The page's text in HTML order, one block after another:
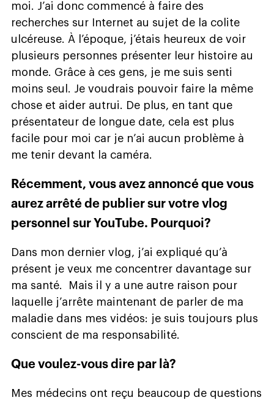
moi. J’ai donc commencé à faire des
recherches sur Internet au sujet de la colite
ulcéreuse. À l’époque, j’étais heureux de voir
plusieurs personnes présenter leur histoire au
monde. Grâce à ces gens, je me suis senti
moins seul. Je voudrais pouvoir faire la même
chose et aider autrui. De plus, en tant que
présentateur de longue date, cela est plus
facile pour moi car je n’ai aucun problème à
me tenir devant la caméra.
Récemment, vous avez annoncé que vous
aurez arrêté de publier sur votre vlog
personnel sur YouTube. Pourquoi?
Dans mon dernier vlog, j’ai expliqué qu’à
présent je veux me concentrer davantage sur
ma santé. Mais il y a une autre raison pour
laquelle j’arrête maintenant de parler de ma
maladie dans mes vidéos: je suis toujours plus
conscient de ma responsabilité.
Que voulez-vous dire par là?
Mes médecins ont reçu beaucoup de questions